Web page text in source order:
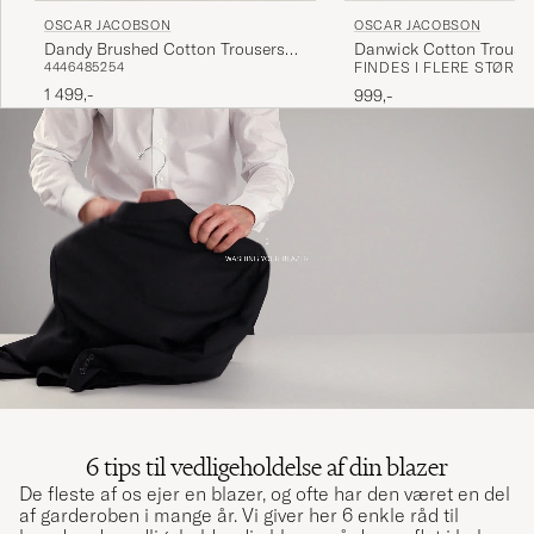
OSCAR JACOBSON
Dandy Brushed Cotton Trousers
Blue
4446485254
1 499,-
OSCAR JACOBSON
Danwick Cotton
FINDES I FLERE
999,-
6 tips til vedligeholdelse af din blazer
De fleste af os ejer en blazer, og ofte har den været en del
af garderoben i mange år. Vi giver her 6 enkle råd til